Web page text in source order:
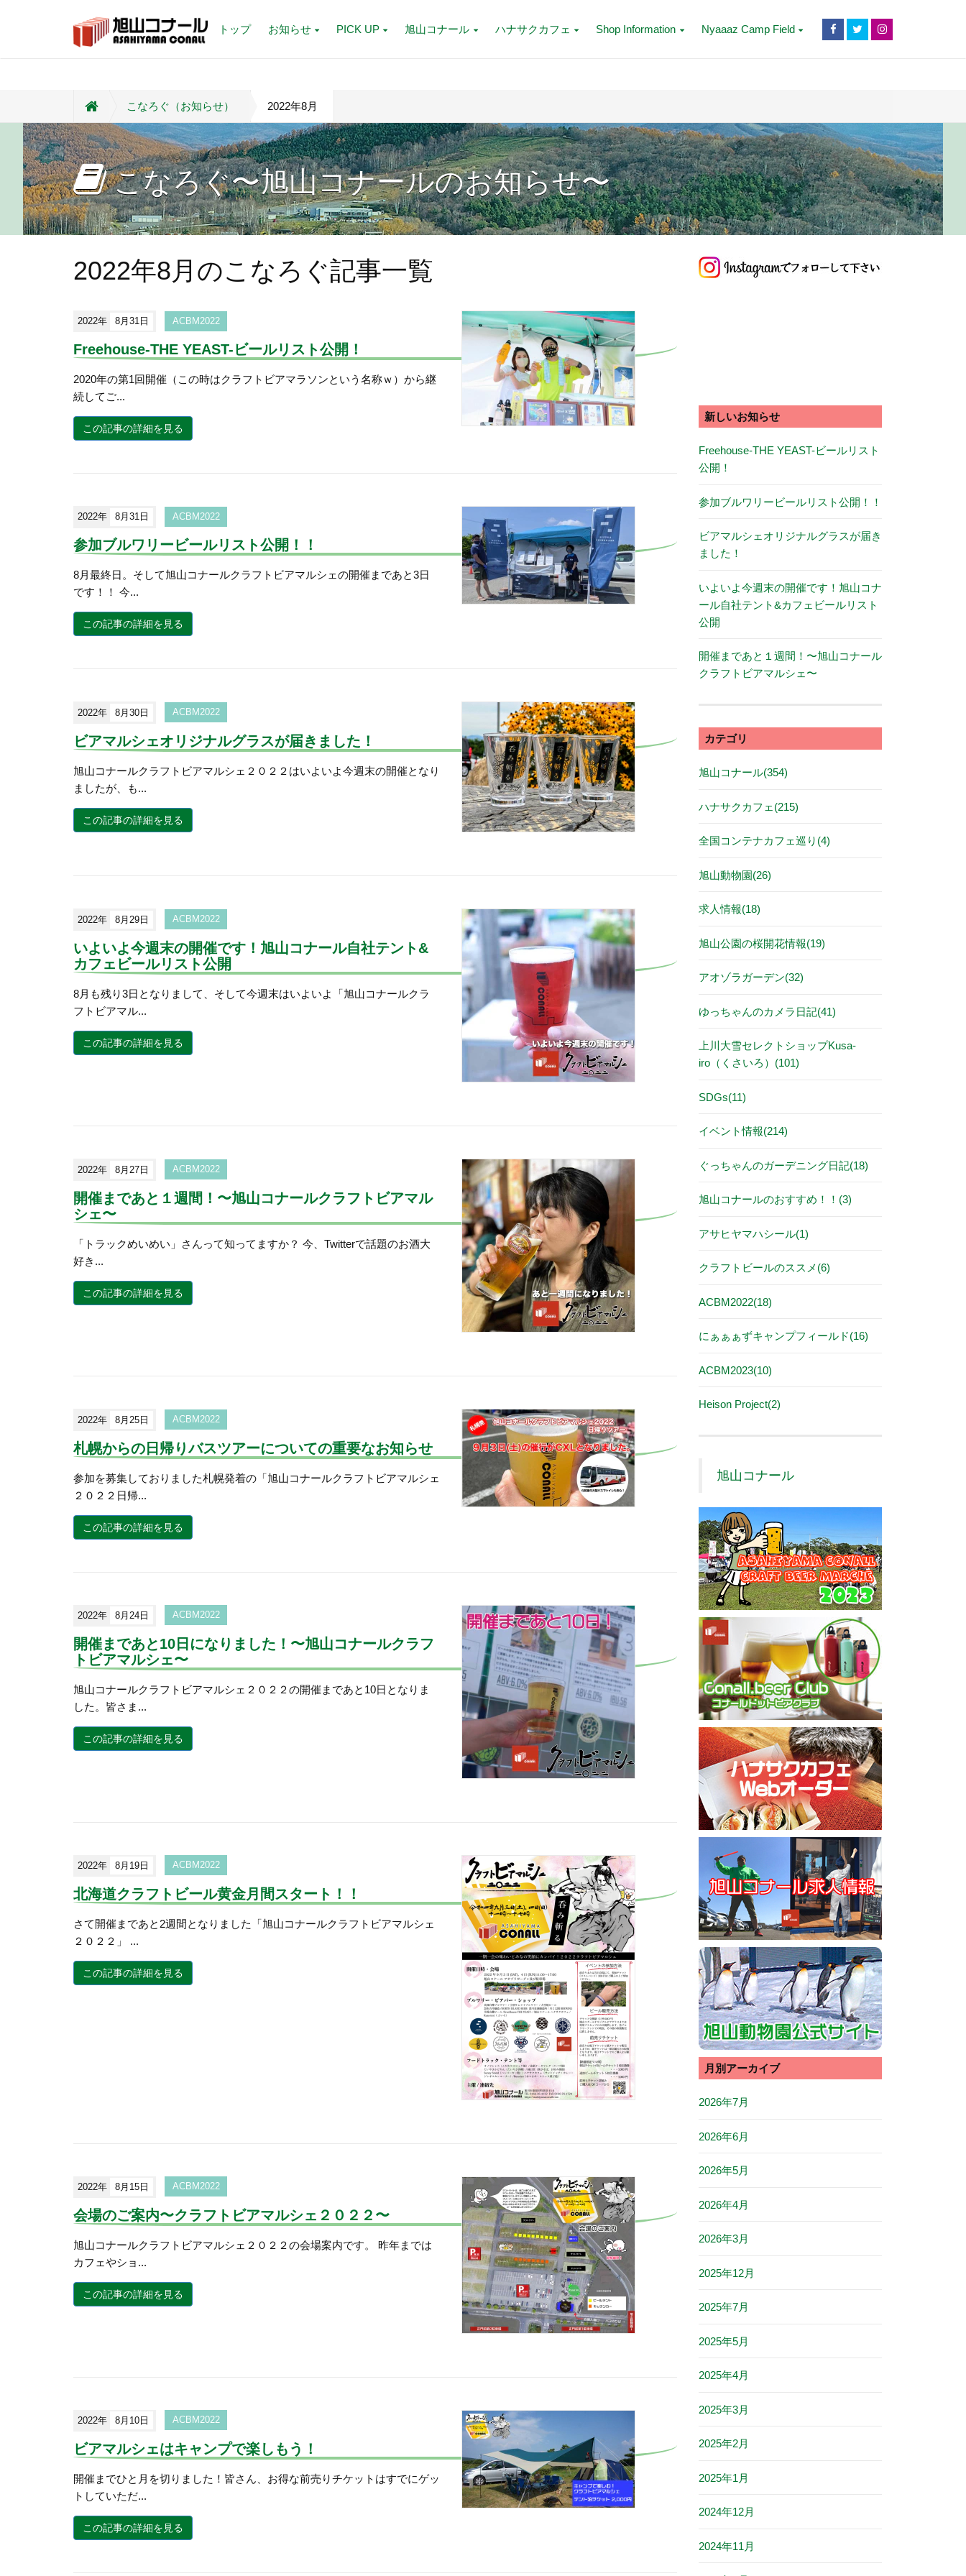
トップ お知らせ PICK UP 旭山コナール ハナサクカフェ Shop Information Nyaaaz Camp Field
こなろぐ（お知らせ） 2022年8月
こなろぐ〜旭山コナールのお知らせ〜
2022年8月のこなろぐ記事一覧
2022年 8月31日 ACBM2022
Freehouse-THE YEAST-ビールリスト公開！
2020年の第1回開催（この時はクラフトビアマラソンという名称ｗ）から継
続してご...
この記事の詳細を見る
2022年 8月31日 ACBM2022
参加ブルワリービールリスト公開！！
8月最終日。そして旭山コナールクラフトビアマルシェの開催まであと3日
です！！ 今...
この記事の詳細を見る
2022年 8月30日 ACBM2022
ビアマルシェオリジナルグラスが届きました！
旭山コナールクラフトビアマルシェ２０２２はいよいよ今週末の開催となり
ましたが、も...
この記事の詳細を見る
2022年 8月29日 ACBM2022
いよいよ今週末の開催です！旭山コナール自社テント&
カフェビールリスト公開
8月も残り3日となりまして、そして今週末はいよいよ「旭山コナールクラ
フトビアマル...
この記事の詳細を見る
2022年 8月27日 ACBM2022
開催まであと１週間！〜旭山コナールクラフトビアマル
シェ〜
「トラックめいめい」さんって知ってますか？ 今、Twitterで話題のお酒大
好き...
この記事の詳細を見る
2022年 8月25日 ACBM2022
札幌からの日帰りバスツアーについての重要なお知らせ
参加を募集しておりました札幌発着の「旭山コナールクラフトビアマルシェ
２０２２日帰...
この記事の詳細を見る
2022年 8月24日 ACBM2022
開催まであと10日になりました！〜旭山コナールクラフ
トビアマルシェ〜
旭山コナールクラフトビアマルシェ２０２２の開催まであと10日となりま
した。皆さま...
この記事の詳細を見る
2022年 8月19日 ACBM2022
北海道クラフトビール黄金月間スタート！！
さて開催まであと2週間となりました「旭山コナールクラフトビアマルシェ
２０２２」 ...
この記事の詳細を見る
2022年 8月15日 ACBM2022
会場のご案内〜クラフトビアマルシェ２０２２〜
旭山コナールクラフトビアマルシェ２０２２の会場案内です。 昨年までは
カフェやショ...
この記事の詳細を見る
2022年 8月10日 ACBM2022
ビアマルシェはキャンプで楽しもう！
開催までひと月を切りました！皆さん、お得な前売りチケットはすでにゲッ
トしていただ...
この記事の詳細を見る
新しいお知らせ
Freehouse-THE YEAST-ビールリスト
公開！
参加ブルワリービールリスト公開！！
ビアマルシェオリジナルグラスが届き
ました！
いよいよ今週末の開催です！旭山コナ
ール自社テント&カフェビールリスト
公開
開催まであと１週間！〜旭山コナール
クラフトビアマルシェ〜
カテゴリ
旭山コナール(354)
ハナサクカフェ(215)
全国コンテナカフェ巡り(4)
旭山動物園(26)
求人情報(18)
旭山公園の桜開花情報(19)
アオゾラガーデン(32)
ゆっちゃんのカメラ日記(41)
上川大雪セレクトショップKusa-
iro（くさいろ）(101)
SDGs(11)
イベント情報(214)
ぐっちゃんのガーデニング日記(18)
旭山コナールのおすすめ！！(3)
アサヒヤマハシール(1)
クラフトビールのススメ(6)
ACBM2022(18)
にぁぁぁずキャンプフィールド(16)
ACBM2023(10)
Heison Project(2)
旭山コナール
月別アーカイブ
2026年7月
2026年6月
2026年5月
2026年4月
2026年3月
2025年12月
2025年7月
2025年5月
2025年4月
2025年3月
2025年2月
2025年1月
2024年12月
2024年11月